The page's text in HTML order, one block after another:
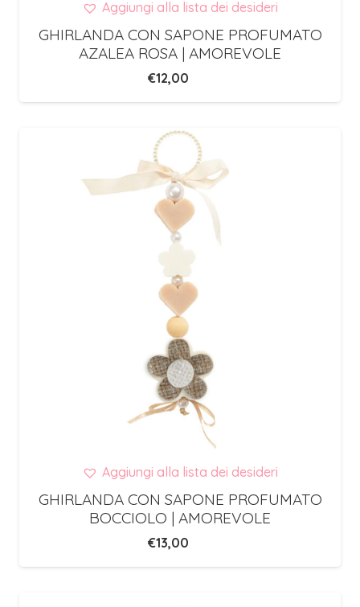
Aggiungi alla lista dei desideri
GHIRLANDA CON SAPONE PROFUMATO
AZALEA ROSA | AMOREVOLE
€12,00
Aggiungi alla lista dei desideri
GHIRLANDA CON SAPONE PROFUMATO
BOCCIOLO | AMOREVOLE
€13,00